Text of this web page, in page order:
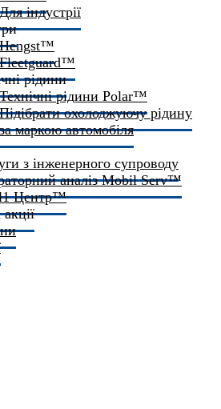
Для індустрії
Hengst™
Fleetguard™
рідини
Технічні рідини Polar™
Підібрати охолоджуючу рідину
за маркою автомобіля
з інженерного супроводу
аналіз Mobil Serv™
Центр™​